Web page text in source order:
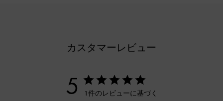
カスタマーレビュー
5 1件のレビューに基づく